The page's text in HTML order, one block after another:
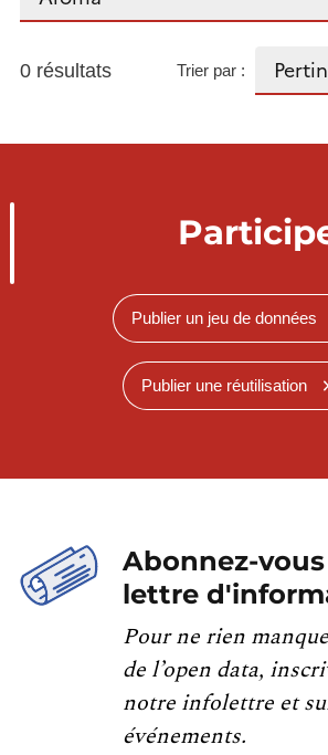
0 résultats Trier par :
Publier un jeu de données
Publier une réutilisation
Abonnez-
lettre
Pour ne rien
de l’open data,
notre infolettre et
événements.